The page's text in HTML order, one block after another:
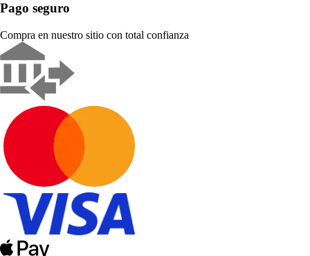
Pago seguro
Compra en nuestro sitio con total confianza